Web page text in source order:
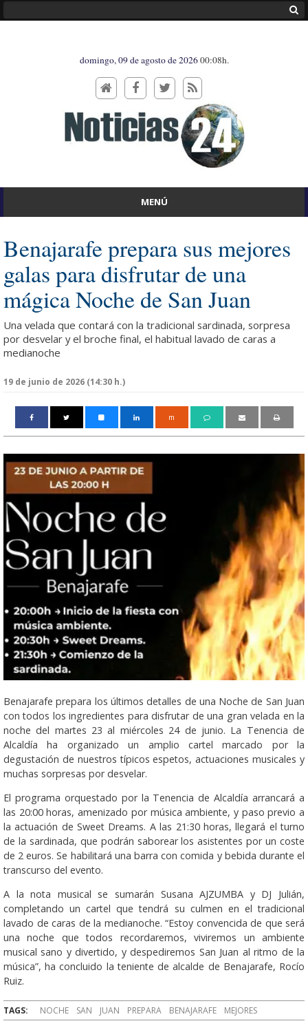
domingo, 09 de agosto de 202600:08h.
MENÚ
Benajarafe prepara sus mejores
galas para disfrutar de una
mágica Noche de San Juan
Una velada que contará con la tradicional sardinada, sorpresa
por desvelar y el broche final, el habitual lavado de caras a
medianoche
19 de junio de 2026 (14:30 h.)
m
Benajarafe prepara los últimos detalles de una Noche de San Juan
con todos los ingredientes para disfrutar de una gran velada en la
noche del martes 23 al miércoles 24 de junio. La Tenencia de
Alcaldía ha organizado un amplio cartel marcado por la
degustación de nuestros típicos espetos, actuaciones musicales y
muchas sorpresas por desvelar.
El programa orquestado por la Tenencia de Alcaldía arrancará a
las 20:00 horas, amenizado por música ambiente, y paso previo a
la actuación de Sweet Dreams. A las 21:30 horas, llegará el turno
de la sardinada, que podrán saborear los asistentes por un coste
de 2 euros. Se habilitará una barra con comida y bebida durante el
transcurso del evento.
A la nota musical se sumarán Susana AJZUMBA y DJ Julián,
completando un cartel que tendrá su culmen en el tradicional
lavado de caras de la medianoche. “Estoy convencida de que será
una noche que todos recordaremos, viviremos un ambiente
musical sano y divertido, y despediremos San Juan al ritmo de la
música”, ha concluido la teniente de alcalde de Benajarafe, Rocío
Ruiz.
TAGS: NOCHE SAN JUAN PREPARA BENAJARAFE MEJORES